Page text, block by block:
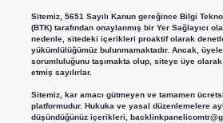
Sitemiz, 5651 Sayılı Kanun gereğince Bilgi
(BTK) tarafından onaylanmış bir Yer Sağlayıcı
nedenle, sitedeki içerikleri proaktif olarak
yükümlülüğümüz bulunmamaktadır. Ancak,
sorumluluğunu taşımakta olup, siteye üye
etmiş sayılırlar.
Sitemiz, kar amacı gütmeyen ve tamamen
platformudur. Hukuka ve yasal düzenlemelere
düşündüğünüz içerikleri,